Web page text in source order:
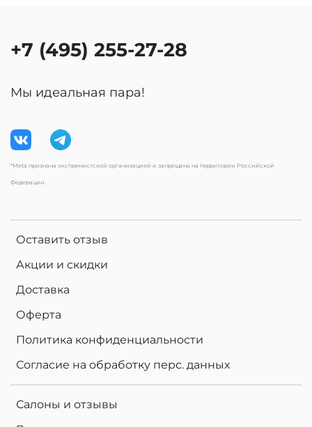
Оставить отзыв
Акции и скидки
Доставка
Оферта
Политика конфиденциальности
Согласие на обработку перс. данных
Салоны и отзывы
+7 (495) 255-27-28
Мы идеальная пара!
*Meta признана экстремистской организацией и запрещена на территории Российской
Федерации.